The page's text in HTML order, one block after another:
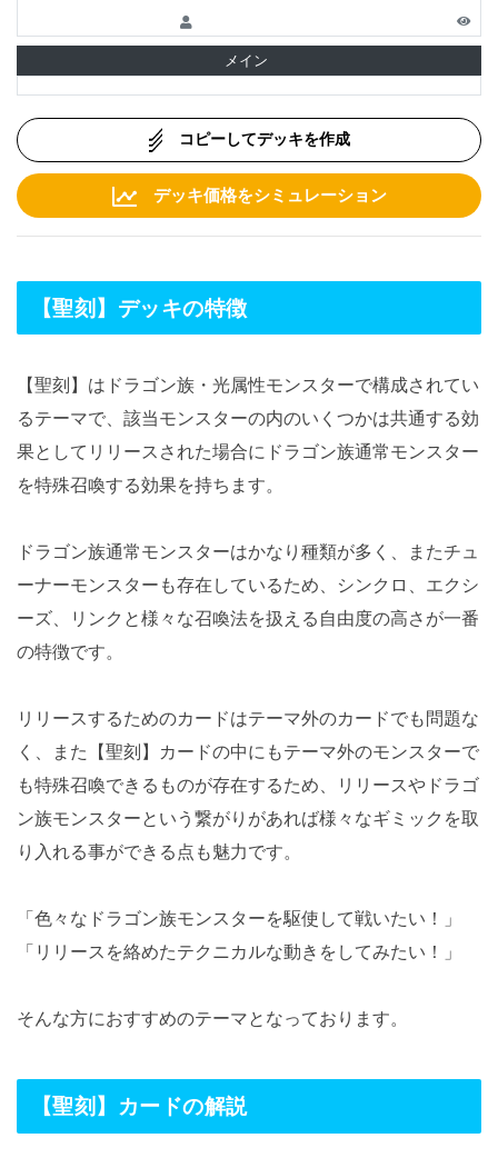
メイン
コピーしてデッキを作成
デッキ価格をシミュレーション
【聖刻】デッキの特徴
【聖刻】はドラゴン族・光属性モンスターで構成されてい
るテーマで、該当モンスターの内のいくつかは共通する効
果としてリリースされた場合にドラゴン族通常モンスター
を特殊召喚する効果を持ちます。
ドラゴン族通常モンスターはかなり種類が多く、またチュ
ーナーモンスターも存在しているため、シンクロ、エクシ
ーズ、リンクと様々な召喚法を扱える自由度の高さが一番
の特徴です。
リリースするためのカードはテーマ外のカードでも問題な
く、また【聖刻】カードの中にもテーマ外のモンスターで
も特殊召喚できるものが存在するため、リリースやドラゴ
ン族モンスターという繋がりがあれば様々なギミックを取
り入れる事ができる点も魅力です。
「色々なドラゴン族モンスターを駆使して戦いたい！」
「リリースを絡めたテクニカルな動きをしてみたい！」
そんな方におすすめのテーマとなっております。
【聖刻】カードの解説